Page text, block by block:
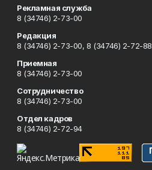
Рекламная служба
8 (34746) 2-73-00
Редакция
8 (34746) 2-73-00, 8 (34746) 2-72-88
Приемная
8 (34746) 2-73-00
Сотрудничество
8 (34746) 2-73-00
Отдел кадров
8 (34746) 2-72-94